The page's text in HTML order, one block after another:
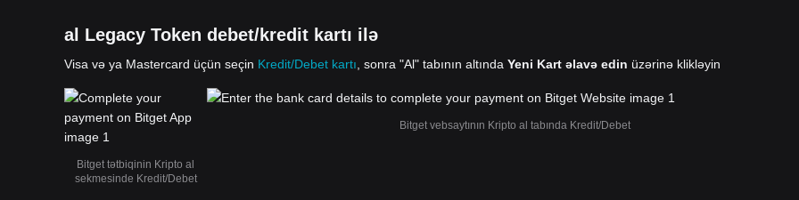
al Legacy Token debet/kredit kartı ilə
Visa və ya Mastercard üçün seçin Kredit/Debet kartı , sonra "Al" tabının altında Yeni Kart əlavə edin üzərinə klikləyin
Bitget tətbiqinin Kripto al
sekmesinde Kredit/Debet
Bitget vebsaytının Kripto al tabında Kredit/Debet